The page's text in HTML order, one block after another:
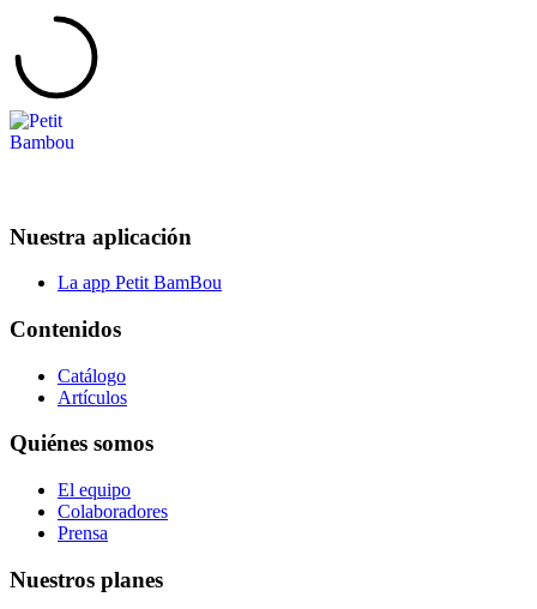
Nuestra aplicación
La app Petit BamBou
Contenidos
Catálogo
Artículos
Quiénes somos
El equipo
Colaboradores
Prensa
Nuestros planes